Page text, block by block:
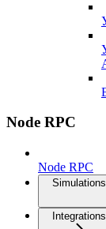
Node RPC
Node RPC
Integrations